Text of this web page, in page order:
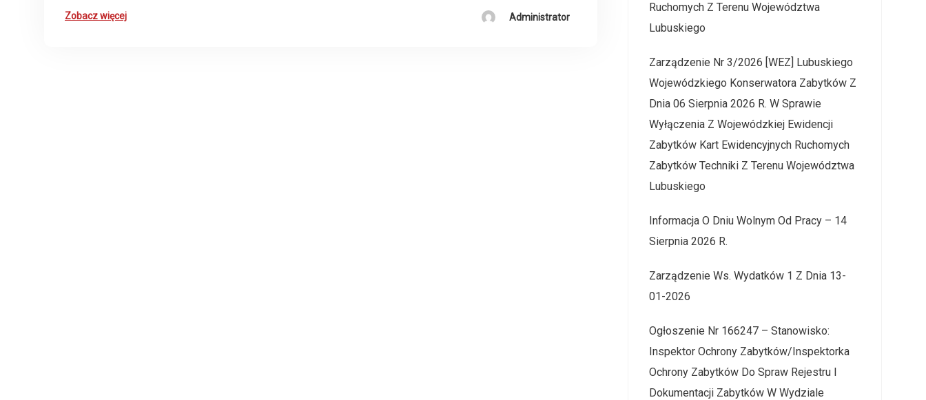
Zobacz więcej Administrator
Ruchomych Z Terenu Województwa
Lubuskiego
Zarządzenie Nr 3/2026 [WEZ] Lubuskiego
Wojewódzkiego Konserwatora Zabytków Z
Dnia 06 Sierpnia 2026 R. W Sprawie
Wyłączenia Z Wojewódzkiej Ewidencji
Zabytków Kart Ewidencyjnych Ruchomych
Zabytków Techniki Z Terenu Województwa
Lubuskiego
Informacja O Dniu Wolnym Od Pracy – 14
Sierpnia 2026 R.
Zarządzenie Ws. Wydatków 1 Z Dnia 13-
01-2026
Ogłoszenie Nr 166247 – Stanowisko:
Inspektor Ochrony Zabytków/Inspektorka
Ochrony Zabytków Do Spraw Rejestru I
Dokumentacji Zabytków W Wydziale